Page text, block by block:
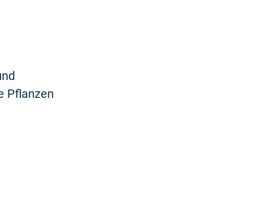
Pflanzen